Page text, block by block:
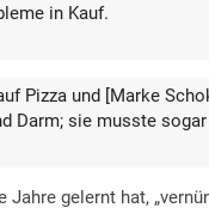
in Kauf.
Pizza und [Marke
Darm; sie musste
Jahre gelernt hat,